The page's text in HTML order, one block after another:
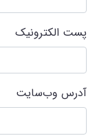
پست الکترونیک
آدرس وب‌سایت